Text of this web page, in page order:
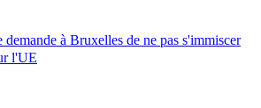
à Bruxelles de ne pas s'immiscer
l'UE